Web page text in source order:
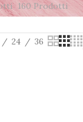
160 Prodotti
24 36